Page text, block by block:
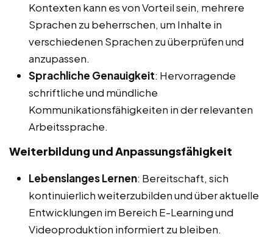
Kontexten kann es von Vorteil sein, mehrere
Sprachen zu beherrschen, um Inhalte in
verschiedenen Sprachen zu überprüfen und
anzupassen.
Sprachliche Genauigkeit: Hervorragende
schriftliche und mündliche
Kommunikationsfähigkeiten in der relevanten
Arbeitssprache.
Weiterbildung und Anpassungsfähigkeit
Lebenslanges Lernen: Bereitschaft, sich
kontinuierlich weiterzubilden und über aktuelle
Entwicklungen im Bereich E-Learning und
Videoproduktion informiert zu bleiben.